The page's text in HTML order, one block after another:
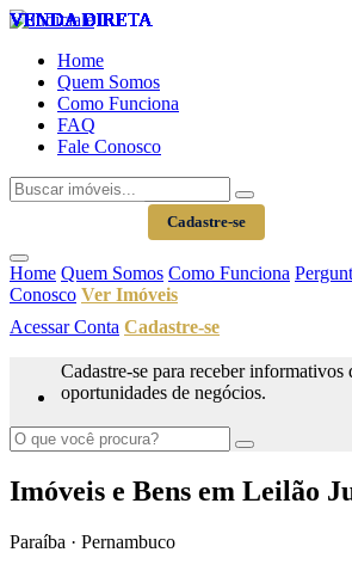
Home
Quem Somos
Como Funciona
FAQ
Fale Conosco
Cadastre-se
Home Quem Somos Como Funciona
Conosco Ver Imóveis
Acessar Conta Cadastre-se
Cadastre-se para receber informativos
oportunidades de negócios.
Imóveis e Bens em Leilão
Paraíba · Pernambuco
VENDA DIRETA
VENDA DIRETA
VENDA DIRETA
VENDA DIRETA
VENDA DIRETA
VENDA DIRETA
VENDA DIRETA
VENDA DIRETA
VENDA DIRETA
VENDA DIRETA
VENDA DIRETA
VENDA DIRETA
VENDA DIRETA
VENDA DIRETA
VENDA DIRETA
VENDA DIRETA
VENDA DIRETA
VENDA DIRETA
VENDA DIRETA
VENDA DIRETA
VENDA DIRETA
VENDA DIRETA
VENDA DIRETA
VENDA DIRETA
VENDA DIRETA
VENDA DIRETA
VENDA DIRETA
VENDA DIRETA
VENDA DIRETA
VENDA DIRETA
VENDA DIRETA
VENDA DIRETA
VENDA DIRETA
VENDA DIRETA
VENDA DIRETA